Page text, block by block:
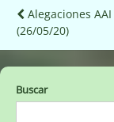
de
entradas
Alegaciones
(26/05/20)
Buscar